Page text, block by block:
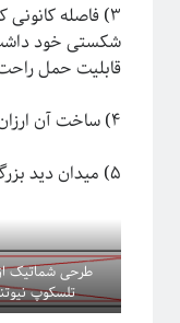
فوتونیک
فیزیک
فیزیک اتمی-مولکولی
فیزیک زیستی
فیزیکدانان ایرانی
معرفی کتاب
مکانیک آماری
هوش مصنوعی
۳) فاصله
شکستی خود
قابلیت حمل
۴) ساخت آن ارزان‌تر بود.
۵) میدان دید بزرگ‌تری داشت.
طرحی شماتیک
تلسکوپ